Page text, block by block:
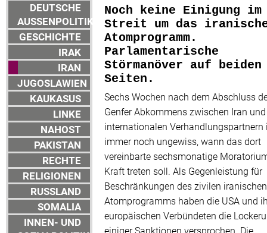
DEUTSCHE
AUSSENPOLITIK
GESCHICHTE
IRAK
IRAN
JUGOSLAWIEN
KAUKASUS
LINKE
NAHOST
PAKISTAN
RECHTE
RELIGIONEN
RUSSLAND
SOMALIA
INNEN- UND
Noch keine Einigung im
Streit um das
Atomprogramm.
Parlamentarische
Störmanöver auf beiden
Seiten.
Sechs Wochen nach dem Abschluss
Genfer Abkommens zwischen Iran
internationalen Verhandlungspartnern
immer noch ungewiss, wann das dort
vereinbarte sechsmonatige
Kraft treten soll. Als Gegenleistung für
Beschränkungen des zivilen iranischen
Atomprogramms haben die USA und
europäischen Verbündeten die